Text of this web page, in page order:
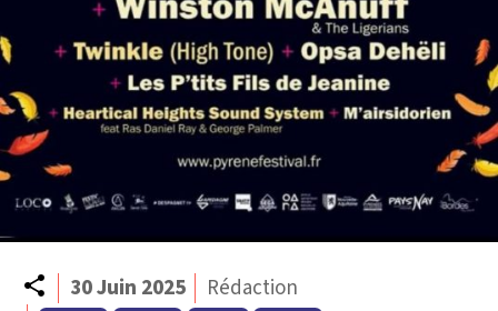
Partager
30 Juin 2025 Rédaction